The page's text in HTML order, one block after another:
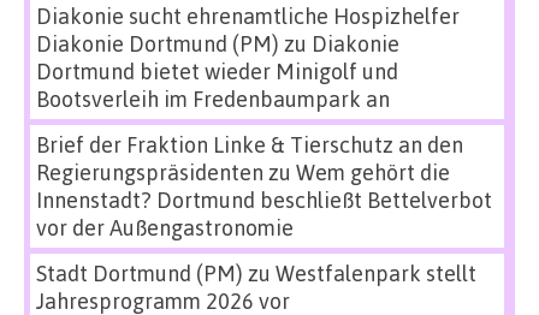
Diakonie sucht ehrenamtliche Hospizhelfer
Diakonie Dortmund (PM) zu Diakonie
Dortmund bietet wieder Minigolf und
Bootsverleih im Fredenbaumpark an
Brief der Fraktion Linke & Tierschutz an den
Regierungspräsidenten zu Wem gehört die
Innenstadt? Dortmund beschließt Bettelverbot
vor der Außengastronomie
Stadt Dortmund (PM) zu Westfalenpark stellt
Jahresprogramm 2026 vor